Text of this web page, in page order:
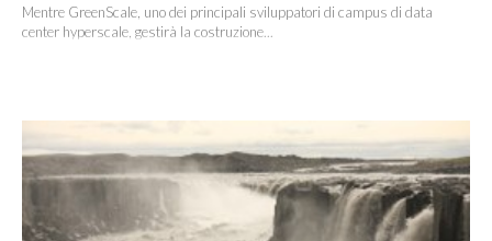
Mentre GreenScale, uno dei principali sviluppatori di campus di data
center hyperscale, gestirà la costruzione...